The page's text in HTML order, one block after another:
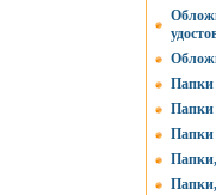
Папки
Папки
Папки